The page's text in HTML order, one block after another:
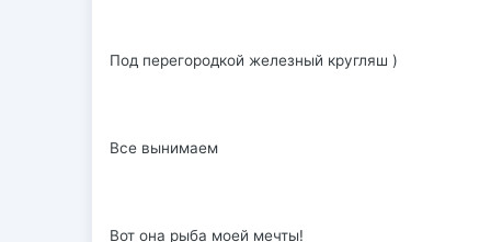
Под перегородкой железный кругляш )
Все вынимаем
Вот она рыба моей мечты!